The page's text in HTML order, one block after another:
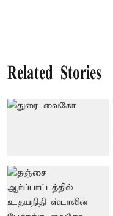
Related Stories